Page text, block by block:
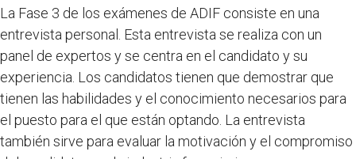
La Fase 3 de los exámenes de ADIF consiste en una
entrevista personal. Esta entrevista se realiza con un
panel de expertos y se centra en el candidato y su
experiencia. Los candidatos tienen que demostrar que
tienen las habilidades y el conocimiento necesarios para
el puesto para el que están optando. La entrevista
también sirve para evaluar la motivación y el compromiso